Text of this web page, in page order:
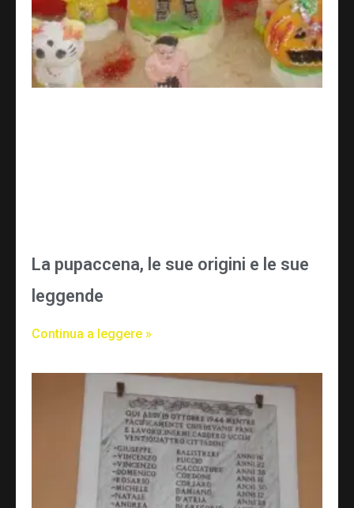
La pupaccena, le sue origini e le sue
leggende
Continua a leggere »